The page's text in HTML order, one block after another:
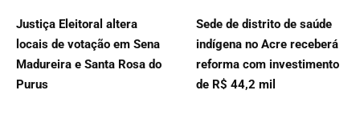
Justiça Eleitoral altera
locais de votação em Sena
Madureira e Santa Rosa do
Purus
Sede de distrito de saúde
indígena no Acre receberá
reforma com investimento
de R$ 44,2 mil